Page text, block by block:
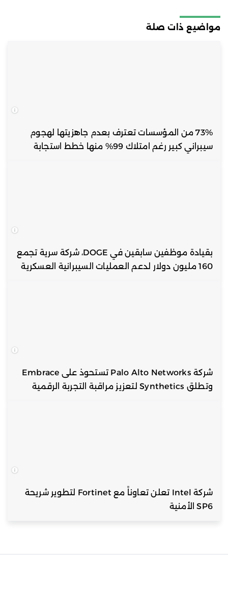
مواضيع ذات صلة
73% من المؤسسات تعترف بعدم جاهزيتها لهجوم
سيبراني كبير رغم امتلاك 99% منها خطط استجابة
بقيادة موظفين سابقين في DOGE، شركة سرية تجمع
160 مليون دولار لدعم العمليات السيبرانية العسكرية
شركة Palo Alto Networks تستحوذ على Embrace
وتطلق Synthetics لتعزيز مراقبة التجربة الرقمية
شركة Intel تعلن تعاوناً مع Fortinet لتطوير شريحة
SP6 الأمنية